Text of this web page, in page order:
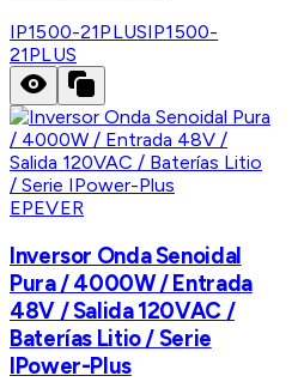
IP1500-21PLUSIP1500-
21PLUS
EPEVER
Inversor Onda Senoidal
Pura / 4000W / Entrada
48V / Salida 120VAC /
Baterías Litio / Serie
IPower-Plus